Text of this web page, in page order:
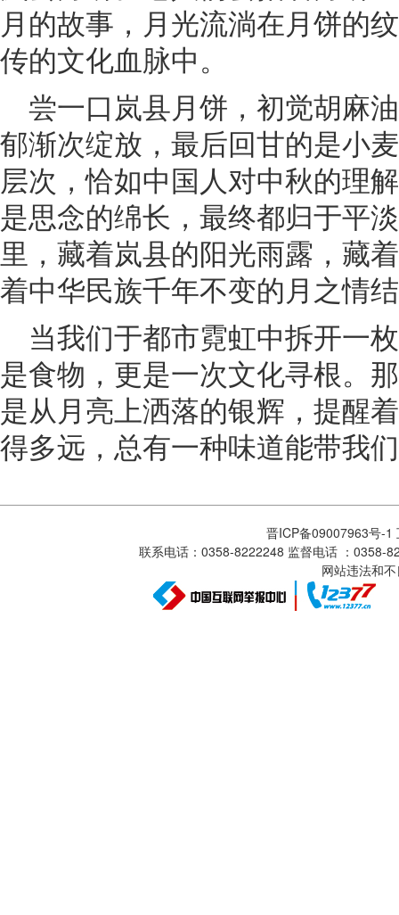
月的故事，月光流淌在月饼的
传的文化血脉中。
尝一口岚县月饼，初觉胡麻
郁渐次绽放，最后回甘的是小
层次，恰如中国人对中秋的理
是思念的绵长，最终都归于平
里，藏着岚县的阳光雨露，藏
着中华民族千年不变的月之情
当我们于都市霓虹中拆开一
是食物，更是一次文化寻根。
是从月亮上洒落的银辉，提醒
得多远，总有一种味道能带我
晋ICP备09007963号-1
联系电话：0358-8222248 监督电话 ：
网站违法和